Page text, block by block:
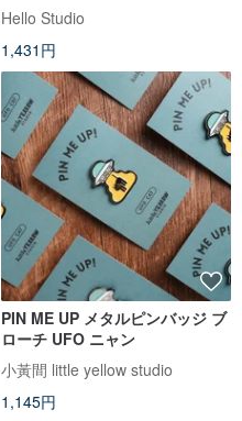
Hello Studio
1,431円
PIN ME UP メタルピンバッジ ブ
ローチ UFO ニャン
小黃間 little yellow studio
1,145円